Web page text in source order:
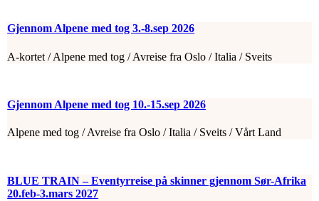
Gjennom Alpene med tog 3.-8.sep 2026
A-kortet / Alpene med tog / Avreise fra Oslo / Italia / Sveits
Gjennom Alpene med tog 10.-15.sep 2026
Alpene med tog / Avreise fra Oslo / Italia / Sveits / Vårt Land
BLUE TRAIN – Eventyrreise på skinner gjennom Sør-Afrika
20.feb-3.mars 2027